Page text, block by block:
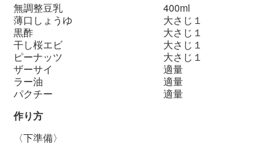
無調整豆乳 400ml
薄口しょうゆ 大さじ１
黒酢 大さじ１
干し桜エビ 大さじ１
ピーナッツ 大さじ１
ザーサイ 適量
ラー油 適量
パクチー 適量
作り方
〈下準備〉